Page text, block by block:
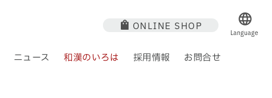
ニュース 和漢のいろは 採用情報 お問合せ
ONLINE SHOP
Language